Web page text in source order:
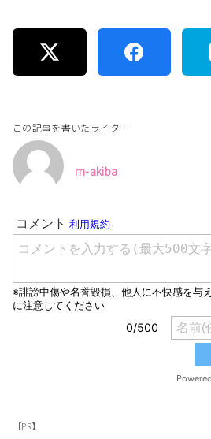
この記事を書いたライター
m-akiba
【PR】